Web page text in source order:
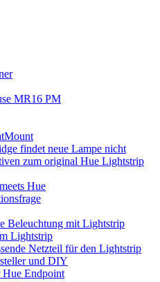
MR16 PM
findet neue Lampe nicht
zum original Hue Lightstrip
Hue
Beleuchtung mit Lightstrip
Lightstrip
Netzteil für den Lightstrip
und DIY
Hue Endpoint